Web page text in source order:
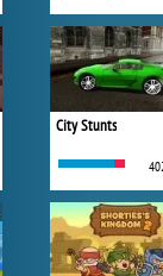
City Stunts